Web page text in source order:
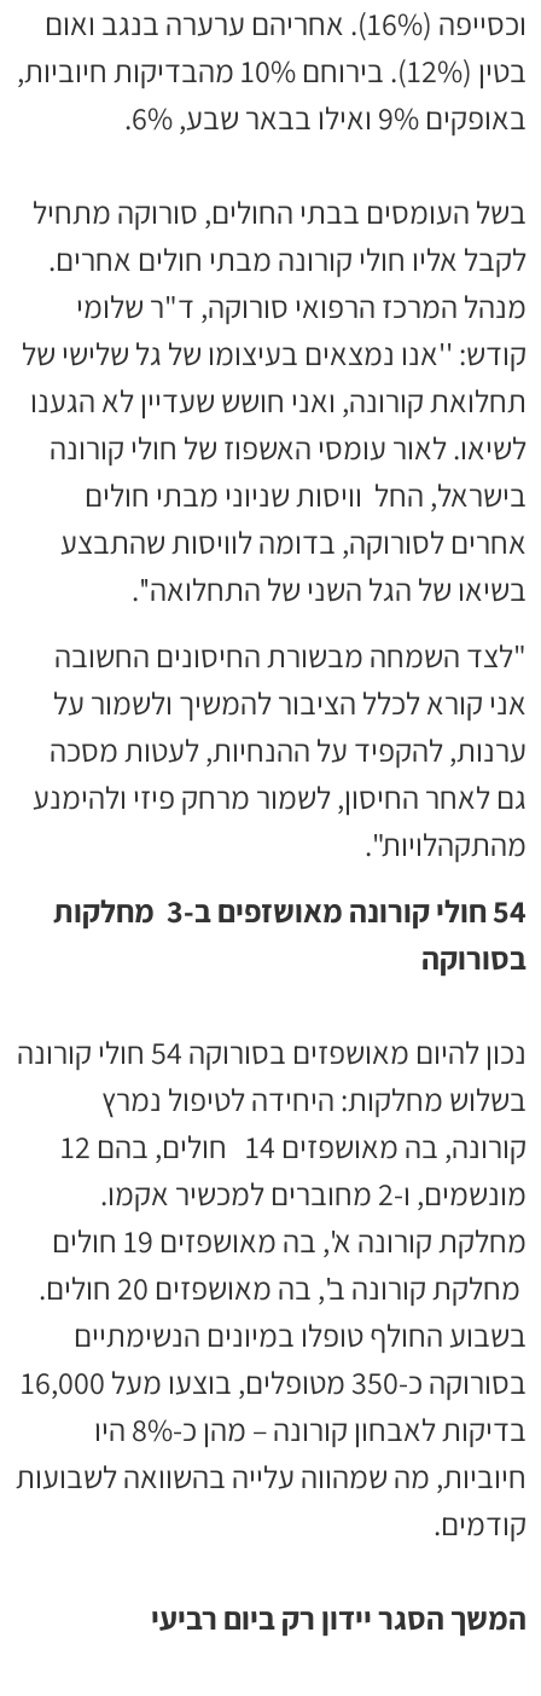
וכסייפה (16%). אחריהם ערערה בנגב ואום
בטין (12%). בירוחם 10% מהבדיקות חיוביות,
באופקים 9% ואילו בבאר שבע, 6%.
בשל העומסים בבתי החולים, סורוקה מתחיל
לקבל אליו חולי קורונה מבתי חולים אחרים.
מנהל המרכז הרפואי סורוקה, ד"ר שלומי
קודש: ''אנו נמצאים בעיצומו של גל שלישי של
תחלואת קורונה, ואני חושש שעדיין לא הגענו
לשיאו. לאור עומסי האשפוז של חולי קורונה
בישראל, החל וויסות שניוני מבתי חולים
אחרים לסורוקה, בדומה לוויסות שהתבצע
בשיאו של הגל השני של התחלואה''.
"לצד השמחה מבשורת החיסונים החשובה
אני קורא לכלל הציבור להמשיך ולשמור על
ערנות, להקפיד על ההנחיות, לעטות מסכה
גם לאחר החיסון, לשמור מרחק פיזי ולהימנע
מהתקהלויות".
54 חולי קורונה מאושזפים ב-3 מחלקות
בסורוקה
נכון להיום מאושפזים בסורוקה 54 חולי קורונה
בשלוש מחלקות: היחידה לטיפול נמרץ
קורונה, בה מאושפזים 14 חולים, בהם 12
מונשמים, ו-2 מחוברים למכשיר אקמו.
מחלקת קורונה א', בה מאושפזים 19 חולים
מחלקת קורונה ב', בה מאושפזים 20 חולים.
בשבוע החולף טופלו במיונים הנשימתיים
בסורוקה כ-350 מטופלים, בוצעו מעל 16,000
בדיקות לאבחון קורונה – מהן כ-8% היו
חיוביות, מה שמהווה עלייה בהשוואה לשבועות
קודמים.
המשך הסגר יידון רק ביום רביעי